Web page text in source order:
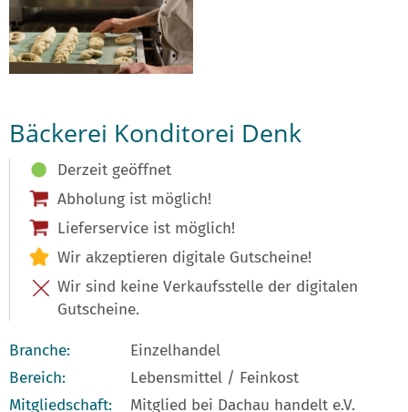
Bäckerei Konditorei Denk
Derzeit geöffnet
Abholung ist möglich!
Lieferservice ist möglich!
Wir akzeptieren digitale Gutscheine!
Wir sind keine Verkaufsstelle der digitalen
Gutscheine.
Branche:
Einzelhandel
Bereich:
Lebensmittel / Feinkost
Mitgliedschaft:
Mitglied bei Dachau handelt e.V.